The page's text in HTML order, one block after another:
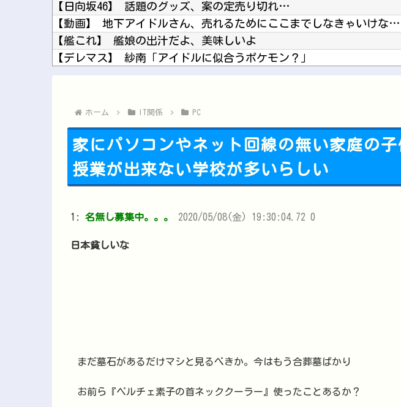
【日向坂46】 話題のグッズ、案の定売り切れ…
【動画】 地下アイドルさん、売れるためにここまでしなきゃいけないと判明…………………
【艦これ】 艦娘の出汁だよ、美味しいよ
【デレマス】 紗南「アイドルに似合うポケモン？」
ブログ更新停止のお知らせ
Powered by livedoor 相互RSS
ホーム IT関係 PC
家にパソコンやネット回線の無い家庭の
授業が出来ない学校が多いらしい
1: 名無し募集中。。。 2020/05/08(金) 19:30:04.72 0
日本貧しいな
まだ墓石があるだけマシと見るべきか。今はもう合葬墓ばかり
お前ら『ペルチェ素子の首ネッククーラー』使ったことあるか？